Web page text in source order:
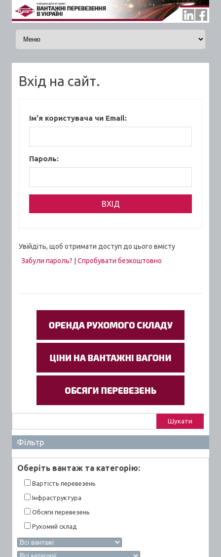
Skip to content
Вхід на сайт.
Ім'я користувача чи Email:
Пароль:
Увійдіть, щоб отримати доступ до цього вмісту
Забули пароль?
Спробувати безкоштовно
Фільтр
Оберiть вантаж та категорiю:
Вартiсть перевезень
Інфраструктура
Обсяги перевезень
Рухомий склад